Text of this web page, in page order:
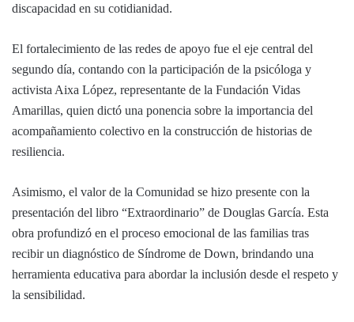
discapacidad en su cotidianidad.
El fortalecimiento de las redes de apoyo fue el eje central del
segundo día, contando con la participación de la psicóloga y
activista Aixa López, representante de la Fundación Vidas
Amarillas, quien dictó una ponencia sobre la importancia del
acompañamiento colectivo en la construcción de historias de
resiliencia.
Asimismo, el valor de la Comunidad se hizo presente con la
presentación del libro “Extraordinario” de Douglas García. Esta
obra profundizó en el proceso emocional de las familias tras
recibir un diagnóstico de Síndrome de Down, brindando una
herramienta educativa para abordar la inclusión desde el respeto y
la sensibilidad.